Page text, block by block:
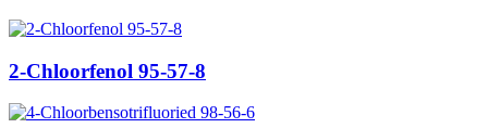
2-Chloorfenol 95-57-8